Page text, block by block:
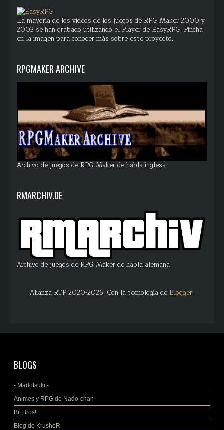
La mayoría de los videos de los juegos de RPG Maker 2000 y
2003 se han grabado utilizando el Player de EasyRPG. Pincha
en la imagen para conocer más sobre este proyecto.
RPGMAKER ARCHIVE
Archivo de juegos de RPG Maker de habla inglesa
RMARCHIV.DE
Archivo de juegos de RPG Maker de habla alemana
Alianza RTP 2020-2026. Con la tecnología de Blogger.
BLOGS
- Madotsuki -
Animes y RPG de Nado-chan
Bit Bros!
Blog de KrusheR